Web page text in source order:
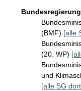
Bundesregierung
(BMF) [alle
(20. WP)
und
[alle SG